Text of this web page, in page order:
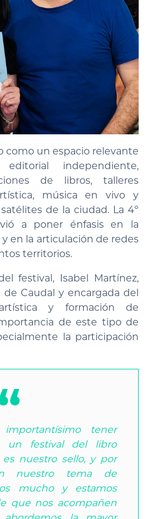
como un espacio relevante
independiente,
de libros, talleres
música en vivo y
de la ciudad. La 4º
a poner énfasis en la
en la articulación de redes
territorios.
festival, Isabel Martínez,
Caudal y encargada del
y formación de
de este tipo de
la participación
tener
un festival del libro
nuestro sello, y por
nuestro tema de
mucho y estamos
que nos acompañen